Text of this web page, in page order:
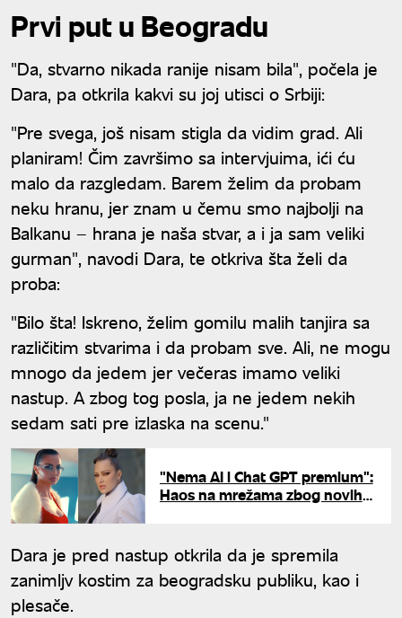
Prvi put u Beogradu
"Da, stvarno nikada ranije nisam bila", počela je
Dara, pa otkrila kakvi su joj utisci o Srbiji:
"Pre svega, još nisam stigla da vidim grad. Ali
planiram! Čim završimo sa intervjuima, ići ću
malo da razgledam. Barem želim da probam
neku hranu, jer znam u čemu smo najbolji na
Balkanu – hrana je naša stvar, a i ja sam veliki
gurman", navodi Dara, te otkriva šta želi da
proba:
"Bilo šta! Iskreno, želim gomilu malih tanjira sa
različitim stvarima i da probam sve. Ali, ne mogu
mnogo da jedem jer večeras imamo veliki
nastup. A zbog tog posla, ja ne jedem nekih
sedam sati pre izlaska na scenu."
"Nema AI i Chat GPT premium":
Haos na mrežama zbog novih
Dara je pred nastup otkrila da je spremila
zanimljv kostim za beogradsku publiku, kao i
plesače.